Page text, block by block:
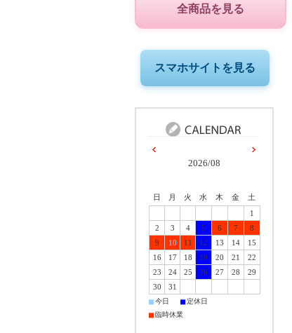
全商品を見る
スマホサイトを見る
2026/08
日 月 火 水 木 金
土
1
2
3 4 5 6 7
8
9
10 11 12 13 14
15
16
17 18 19 20 21
22
23
24 25 26 27 28
29
30
31
■今日 ■定休日
■ 臨時休業